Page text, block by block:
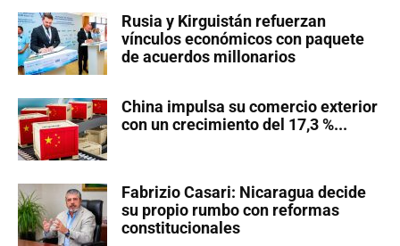
Rusia y Kirguistán refuerzan
vínculos económicos con paquete
de acuerdos millonarios
China impulsa su comercio exterior
con un crecimiento del 17,3 %...
Fabrizio Casari: Nicaragua decide
su propio rumbo con reformas
constitucionales